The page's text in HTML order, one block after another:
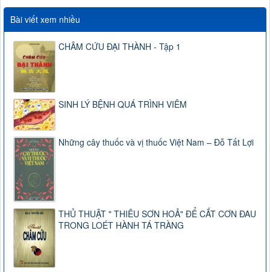
Bài viết xem nhiều
CHÂM CỨU ĐẠI THÀNH - Tập 1
SINH LÝ BỆNH QUÁ TRÌNH VIÊM
Những cây thuốc và vị thuốc Việt Nam – Đỗ Tất Lợi
THỦ THUẬT " THIÊU SƠN HOẢ" ĐỂ CẮT CƠN ĐAU
TRONG LOÉT HÀNH TÁ TRÀNG